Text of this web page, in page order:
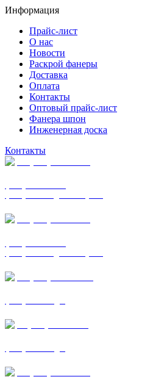
Информация
Прайс-лист
О нас
Новости
Раскрой фанеры
Доставка
Оплата
Контакты
Оптовый прайс-лист
Фанера шпон
Инженерная доска
Контакты